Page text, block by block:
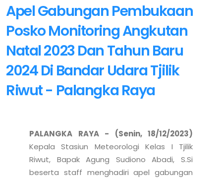
Apel Gabungan Pembukaan
Posko Monitoring Angkutan
Natal 2023 Dan Tahun Baru
2024 Di Bandar Udara Tjilik
Riwut - Palangka Raya
PALANGKA RAYA - (Senin, 18/12/2023)
Kepala Stasiun Meteorologi Kelas I Tjilik
Riwut, Bapak Agung Sudiono Abadi, S.Si
beserta staff menghadiri apel gabungan